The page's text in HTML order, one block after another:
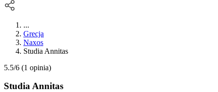
...
Grecja
Naxos
Studia Annitas
5.5/6 (1 opinia)
Studia Annitas